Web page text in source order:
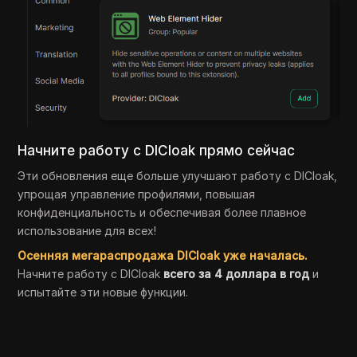
Начните работу с DICloak прямо сейчас
Эти обновления еще больше улучшают работу с DICloak,
упрощая управление профилями, повышая
конфиденциальность и обеспечивая более плавное
использование для всех!
Осенняя мегараспродажа DICloak уже началась.
Начните работу с DICloak всего за 4 доллара в год и
испытайте эти новые функции.